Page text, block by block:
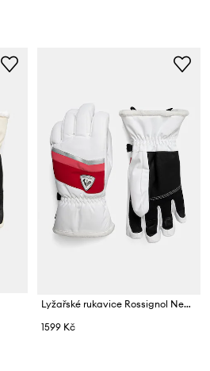
Lyžařské rukavice Rossignol New Piste
1599 Kč